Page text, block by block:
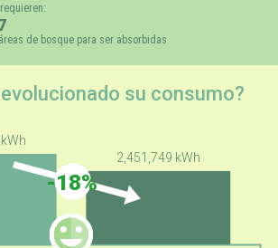
de bosque para ser absorbidas
su consumo?
2,451,749 kWh
-18%